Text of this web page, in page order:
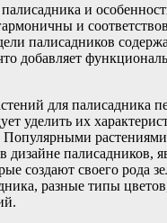
и
и
палисадников
добавляет
для палисадника
уделить их
Популярными
дизайне палисадников,
создают своего рода
разные типы